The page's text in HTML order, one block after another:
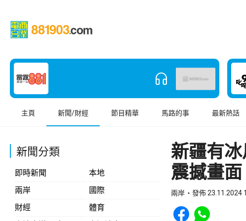
主頁 新聞/財經 節目精華 馬路的事 最新熱話
新聞分類
即時新聞
本地
兩岸
國際
財經
體育
新疆有
震撼畫面
兩岸 發佈 23.11.2024
Share to Facebook
Share to